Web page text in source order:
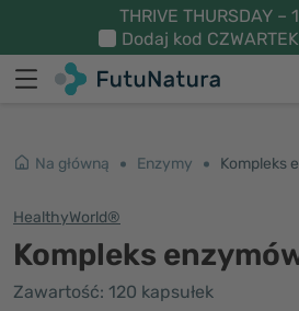
THRIVE THURSDAY –
Dodaj kod CZWARTEK
Na główną Enzymy Kompleks
HealthyWorld®
Kompleks
Zawartość: 120 kapsułek